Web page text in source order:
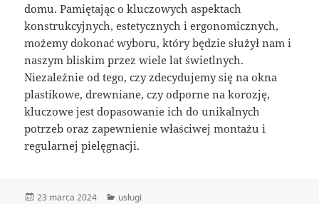
domu. Pamiętając o kluczowych aspektach
konstrukcyjnych, estetycznych i ergonomicznych,
możemy dokonać wyboru, który będzie służył nam i
naszym bliskim przez wiele lat świetlnych.
Niezależnie od tego, czy zdecydujemy się na okna
plastikowe, drewniane, czy odporne na korozję,
kluczowe jest dopasowanie ich do unikalnych
potrzeb oraz zapewnienie właściwej montażu i
regularnej pielęgnacji.
Data
23 marca 2024 Kategorie
usługi